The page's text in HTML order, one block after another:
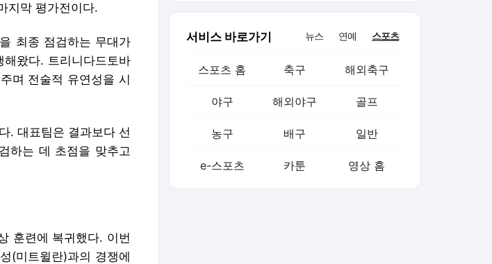
지막 평가전이다.
최종 점검하는 무대가
왔다. 트리니다드토바
며 전술적 유연성을 시
. 대표팀은 결과보다 선
하는 데 초점을 맞추고
훈련에 복귀했다. 이번
(미트윌란)과의 경쟁에
서비스 바로가기 뉴스 연예 스포츠
스포츠 홈 축구 해외축구
야구 해외야구 골프
농구 배구 일반
e-스포츠 카툰 영상 홈